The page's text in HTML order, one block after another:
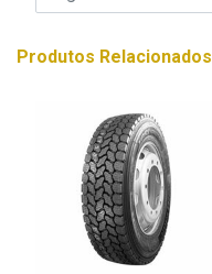
Produtos Relacionados